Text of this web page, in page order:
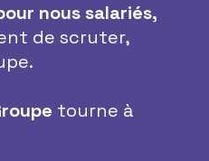
nous salariés,
de scruter,
tourne à